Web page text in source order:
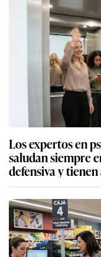
Los expertos en
saludan siempre
defensiva y